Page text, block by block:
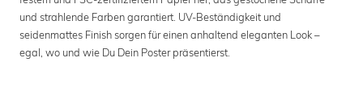
und strahlende Farben garantiert. UV-Beständigkeit und
seidenmattes Finish sorgen für einen anhaltend eleganten Look –
egal, wo und wie Du Dein Poster präsentierst.